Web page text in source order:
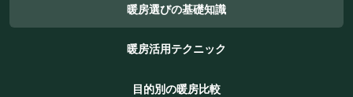
暖房選びの基礎知識
暖房活用テクニック
目的別の暖房比較